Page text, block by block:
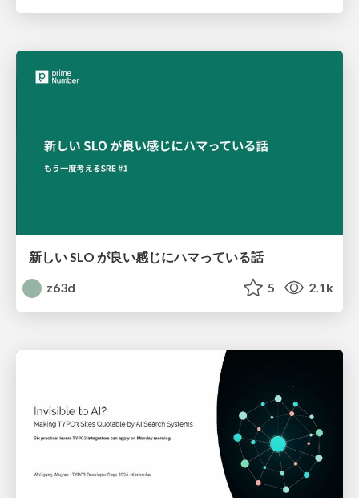
新しい SLO が良い感じにハマっている話
z63d
5 2.1k